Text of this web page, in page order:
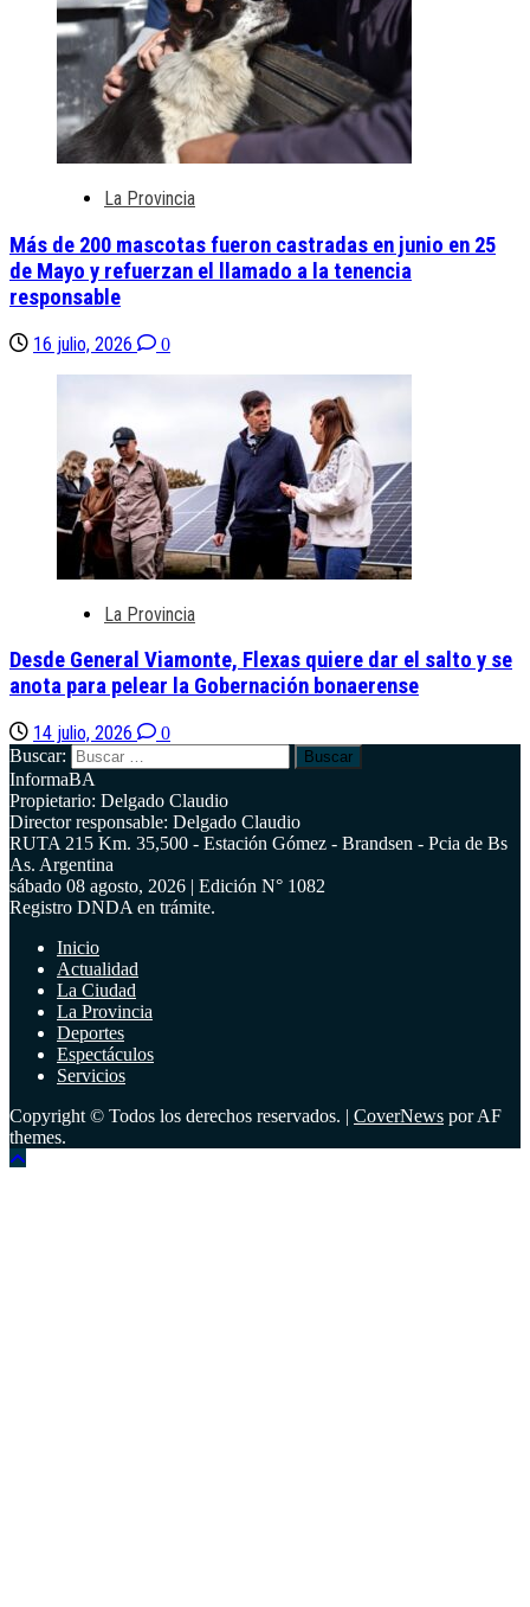
La Provincia
Más de 200 mascotas fueron castradas en junio en 25
de Mayo y refuerzan el llamado a la tenencia
responsable
16 julio, 2026 0
La Provincia
Desde General Viamonte, Flexas quiere dar el salto y se
anota para pelear la Gobernación bonaerense
14 julio, 2026
0
Buscar:
InformaBA
Propietario: Delgado Claudio
Director responsable: Delgado Claudio
RUTA 215 Km. 35,500 - Estación Gómez - Brandsen - Pcia de Bs
As. Argentina
sábado 08 agosto, 2026 | Edición N° 1082
Registro DNDA en trámite.
Inicio
Actualidad
La Ciudad
La Provincia
Deportes
Espectáculos
Servicios
Copyright © Todos los derechos reservados. | CoverNews por AF
themes.